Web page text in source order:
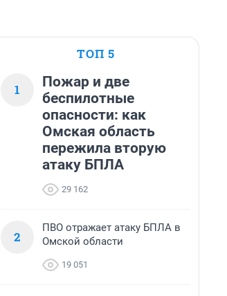
ТОП 5
1
Пожар и две
беспилотные
опасности: как
Омская область
пережила вторую
атаку БПЛА
29 162
2
ПВО отражает атаку БПЛА в
Омской области
19 051